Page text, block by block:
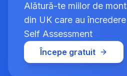
Alătură-te miilor de
din UK care au
Self Assessment
Începe gratuit